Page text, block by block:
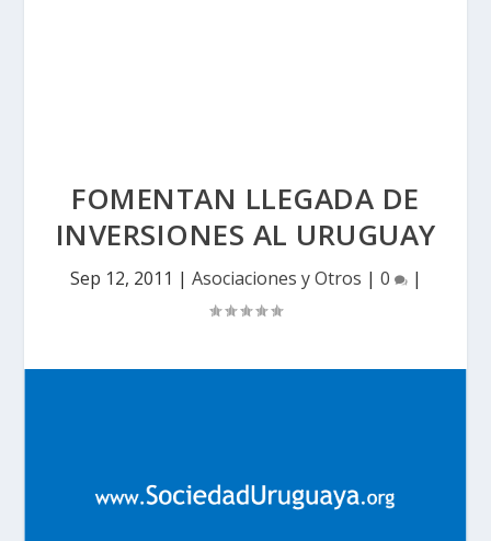
FOMENTAN LLEGADA DE
INVERSIONES AL URUGUAY
Sep 12, 2011 | Asociaciones y Otros | 0 |